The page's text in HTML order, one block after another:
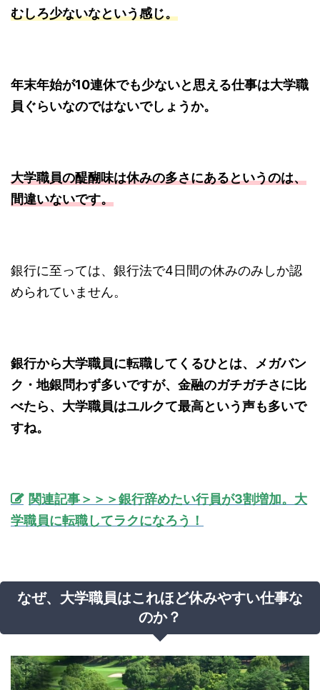
むしろ少ないなという感じ。
年末年始が10連休でも少ないと思える仕事は大学職
員ぐらいなのではないでしょうか。
大学職員の醍醐味は休みの多さにあるというのは、
間違いないです。
銀行に至っては、銀行法で4日間の休みのみしか認
められていません。
銀行から大学職員に転職してくるひとは、メガバン
ク・地銀問わず多いですが、金融のガチガチさに比
べたら、大学職員はユルクて最高という声も多いで
すね。
関連記事＞＞＞銀行辞めたい行員が3割増加。大
学職員に転職してラクになろう！
なぜ、大学職員はこれほど休みやすい仕事な
のか？